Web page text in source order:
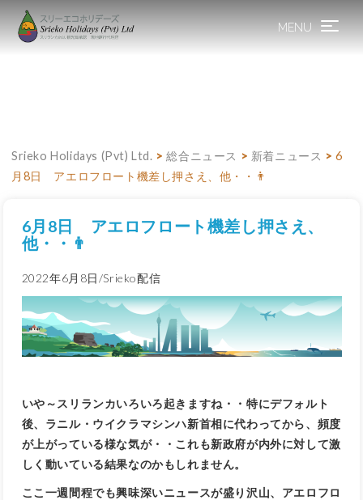
MENU Toggle
Srieko Holidays (Pvt) Ltd. >総合ニュース > 新着ニュース >6
月8日 アエロフロート機差し押さえ、他・・👨
6月8日 アエロフロート機差し押さえ、
他・・👨
2022年6月8日/Srieko配信
いや～スリランカいろいろ起きますね・・特にデフォルト
後、ラニル・ウイクラマシンハ新首相に代わってから、頻度
が上がっている様な気が・・これも新政府が内外に対して激
しく動いている結果なのかもしれません。
ここ一週間程でも興味深いニュースが盛り沢山、アエロフロ